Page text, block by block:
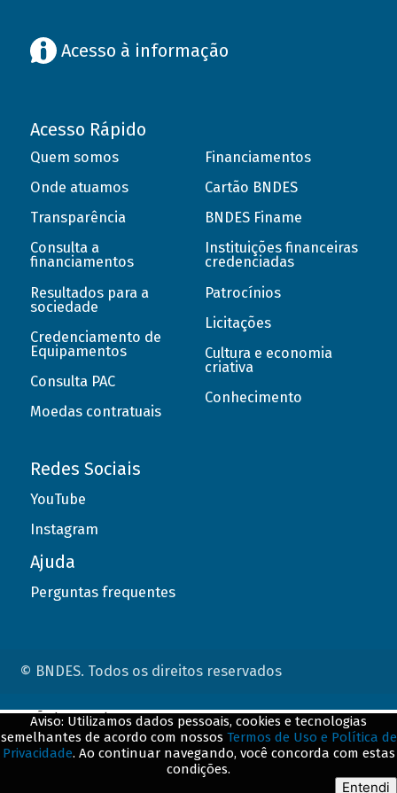
Acesso à informação
Acesso Rápido
Quem somos
Onde atuamos
Transparência
Consulta a
financiamentos
Resultados para a
sociedade
Credenciamento de
Equipamentos
Consulta PAC
Moedas contratuais
Financiamentos
Cartão BNDES
BNDES Finame
Instituições financeiras
credenciadas
Patrocínios
Licitações
Cultura e economia
criativa
Conhecimento
Redes Sociais
YouTube
Instagram
Ajuda
Perguntas frequentes
© BNDES. Todos os direitos reservados
Aviso: Utilizamos dados pessoais, cookies e tecnologias
semelhantes de acordo com nossos Termos de Uso e Política de
Privacidade. Ao continuar navegando, você concorda com estas
condições.
Entendi
ConteÃºdo complementar
${title}${badge}